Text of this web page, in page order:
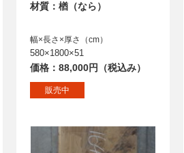
材質：楢（なら）
幅×長さ×厚さ（cm）
580×1800×51
価格：88,000円（税込み）
販売中